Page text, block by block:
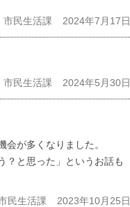
市民生活課 2024年7月17日
市民生活課 2024年5月30日
が多くなりました。
？と思った」というお話も
民生活課 2023年10月25日